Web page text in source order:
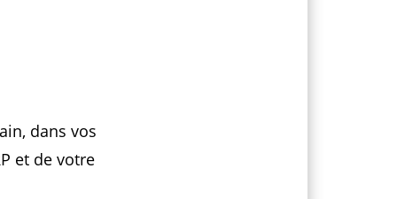
dans vos
et de votre